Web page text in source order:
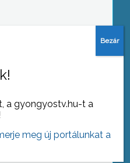
be az első,
érintő
–
az élethosszig
– címmel
a gyongyostv.hu-t a
meg új portálunkat a